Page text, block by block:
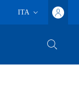
Lingua attiva:
ITA